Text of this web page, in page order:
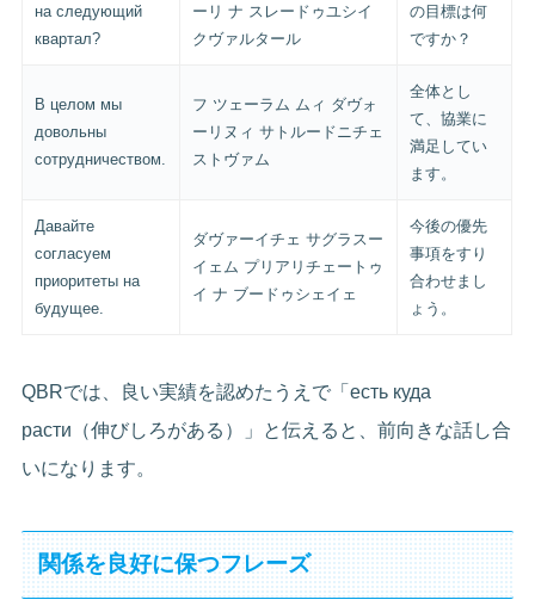
на следующий
квартал?
ーリ ナ スレードゥユシイ
クヴァルタール
の目標は何
ですか？
В целом мы
довольны
сотрудничеством.
フ ツェーラム ムィ ダヴォ
ーリヌィ サトルードニチェ
ストヴァム
全体とし
て、協業に
満足してい
ます。
Давайте
согласуем
приоритеты на
будущее.
ダヴァーイチェ サグラスー
イェム プリアリチェートゥ
イ ナ ブードゥシェイェ
今後の優先
事項をすり
合わせまし
ょう。
QBRでは、良い実績を認めたうえで「есть куда
расти（伸びしろがある）」と伝えると、前向きな話し合
いになります。
関係を良好に保つフレーズ